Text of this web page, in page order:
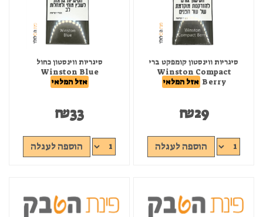
סיגריות ווינסטון קומפקט ברי
Winston Compact
Berry אזל המלאי
₪29
הוספה לעגלה
סיגריות ווינסטון כחול
Winston Blue
אזל המלאי
₪33
הוספה לעגלה